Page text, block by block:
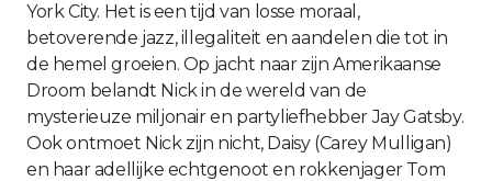
York City. Het is een tijd van losse moraal,
betoverende jazz, illegaliteit en aandelen die tot in
de hemel groeien. Op jacht naar zijn Amerikaanse
Droom belandt Nick in de wereld van de
mysterieuze miljonair en partyliefhebber Jay Gatsby.
Ook ontmoet Nick zijn nicht, Daisy (Carey Mulligan)
en haar adellijke echtgenoot en rokkenjager Tom